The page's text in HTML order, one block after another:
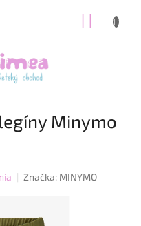
Minymo
Značka: MINYMO